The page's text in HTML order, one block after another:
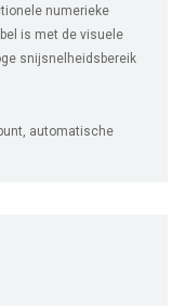
numerieke
is met de visuele
snijsnelheidsbereik
automatische